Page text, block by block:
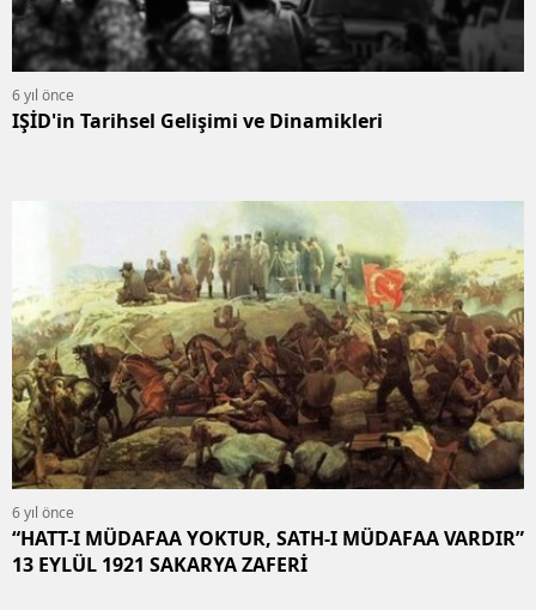
6 yıl önce
IŞİD'in Tarihsel Gelişimi ve Dinamikleri
6 yıl önce
“HATT-I MÜDAFAA YOKTUR, SATH-I MÜDAFAA VARDIR”
13 EYLÜL 1921 SAKARYA ZAFERİ